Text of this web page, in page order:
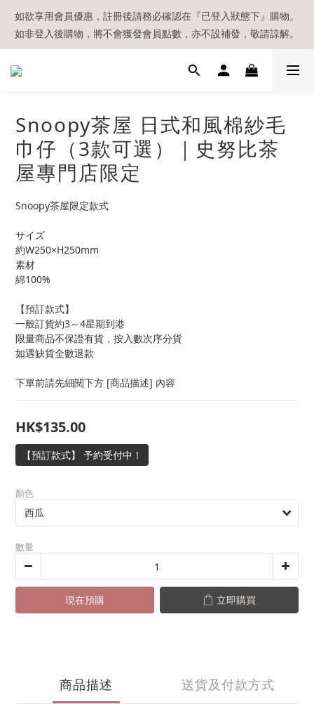
【現貨區】內款式均為在港現貨，現貨區以外的所有貨品都需要訂
貨喔！
如欲享用會員優惠，註冊後請務必確認在『已登入狀態下』購物。
如非登入後購物，將不會獲發會員點數，亦不設補發，敬請諒解。
溫馨提示：所有順豐快遞／本地及國際郵遞寄出後，本店只會以電
【現貨區】內款式均為在港現貨，現貨區以外的所有貨品都需要訂
貨喔！
Snoopy茶屋 日式和風棉紗毛
巾仔（3款可選）｜史努比茶
屋專門店限定
Snoopy茶屋限定款式
サイズ
約W250×H250mm
素材
綿100%
【預訂款式】
一般訂貨約3～4星期到港
限量商品不保證有貨，按入數次序分貨
如遇缺貨全數退款
下單前請先細閱下方 [商品描述] 內容
HK$135.00
【預訂款式】 予約受付中！
顏色
數量
現在預購 立即購買
商品描述 送貨及付款方式